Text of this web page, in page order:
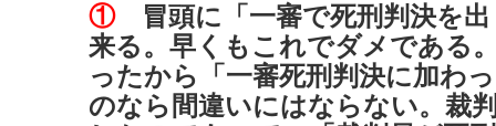
①冒頭に「一審で死刑判決を出
来る。早くもこれでダメである
ったから「一審死刑判決に加わ
のなら間違いにはならない。裁